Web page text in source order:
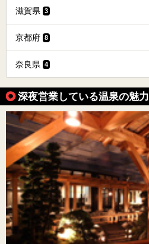
滋賀県 3
京都府 8
奈良県 4
深夜営業している温泉の魅力